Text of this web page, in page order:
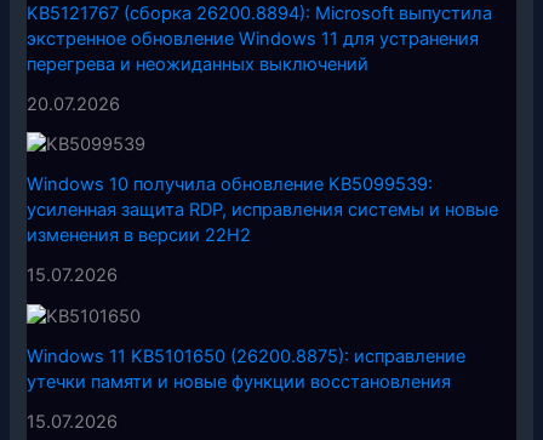
KB5121767 (сборка 26200.8894): Microsoft выпустила
экстренное обновление Windows 11 для устранения
перегрева и неожиданных выключений
20.07.2026
Windows 10 получила обновление KB5099539:
усиленная защита RDP, исправления системы и новые
изменения в версии 22H2
15.07.2026
Windows 11 KB5101650 (26200.8875): исправление
утечки памяти и новые функции восстановления
15.07.2026